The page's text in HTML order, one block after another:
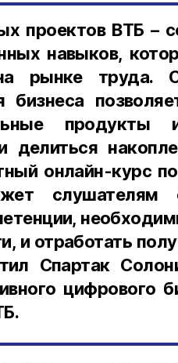
проектов ВТБ –
навыков,
рынке труда.
делиться
онлайн-курс
слушателям
и отработать
Спартак
цифрового